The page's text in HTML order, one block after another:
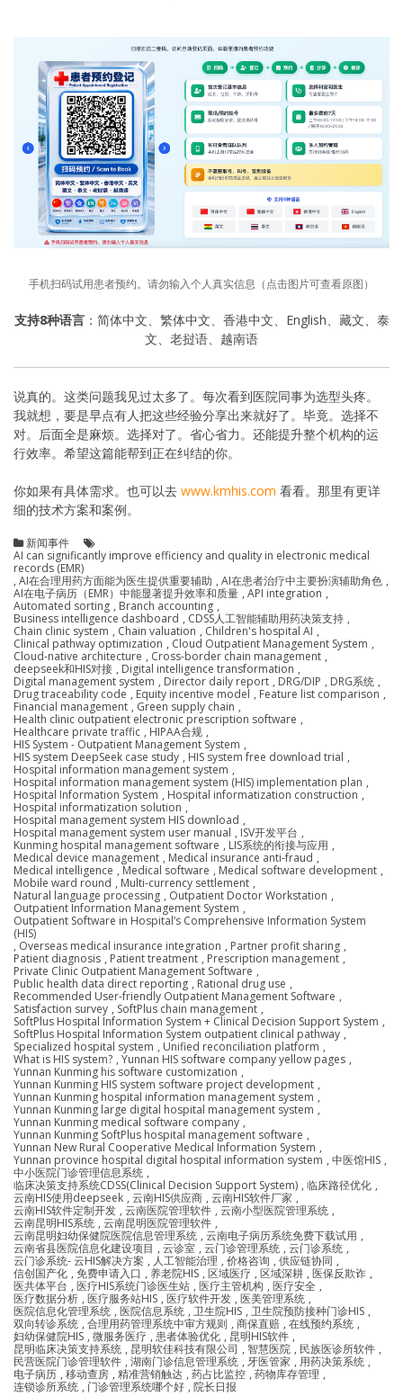
手机扫码试用患者预约。请勿输入个人真实信息（点击图片可查看原图）
支持8种语言：简体中文、繁体中文、香港中文、English、藏文、泰
文、老挝语、越南语
说真的。这类问题我见过太多了。每次看到医院同事为选型头疼。
我就想，要是早点有人把这些经验分享出来就好了。毕竟。选择不
对。后面全是麻烦。选择对了。省心省力。还能提升整个机构的运
行效率。希望这篇能帮到正在纠结的你。
你如果有具体需求。也可以去 www.kmhis.com 看看。那里有更详
细的技术方案和案例。
新闻事件
AI can significantly improve efficiency and quality in electronic medical
records (EMR)
, AI在合理用药方面能为医生提供重要辅助 , AI在患者治疗中主要扮演辅助角色 ,
AI在电子病历（EMR）中能显著提升效率和质量 , API integration ,
Automated sorting , Branch accounting ,
Business intelligence dashboard , CDSS人工智能辅助用药决策支持 ,
Chain clinic system , Chain valuation , Children's hospital AI ,
Clinical pathway optimization , Cloud Outpatient Management System ,
Cloud-native architecture , Cross-border chain management ,
deepseek和HIS对接 , Digital intelligence transformation ,
Digital management system , Director daily report , DRG/DIP , DRG系统 ,
Drug traceability code , Equity incentive model , Feature list comparison ,
Financial management , Green supply chain ,
Health clinic outpatient electronic prescription software ,
Healthcare private traffic , HIPAA合规 ,
HIS System - Outpatient Management System ,
HIS system DeepSeek case study , HIS system free download trial ,
Hospital information management system ,
Hospital information management system (HIS) implementation plan ,
Hospital Information System , Hospital informatization construction ,
Hospital informatization solution ,
Hospital management system HIS download ,
Hospital management system user manual , ISV开发平台 ,
Kunming hospital management software , LIS系统的衔接与应用 ,
Medical device management , Medical insurance anti-fraud ,
Medical intelligence , Medical software , Medical software development ,
Mobile ward round , Multi-currency settlement ,
Natural language processing , Outpatient Doctor Workstation ,
Outpatient Information Management System ,
Outpatient Software in Hospital’s Comprehensive Information System
(HIS)
, Overseas medical insurance integration , Partner profit sharing ,
Patient diagnosis , Patient treatment , Prescription management ,
Private Clinic Outpatient Management Software ,
Public health data direct reporting , Rational drug use ,
Recommended User-friendly Outpatient Management Software ,
Satisfaction survey , SoftPlus chain management ,
SoftPlus Hospital Information System + Clinical Decision Support System ,
SoftPlus Hospital Information System outpatient clinical pathway ,
Specialized hospital system , Unified reconciliation platform ,
What is HIS system? , Yunnan HIS software company yellow pages ,
Yunnan Kunming his software customization ,
Yunnan Kunming HIS system software project development ,
Yunnan Kunming hospital information management system ,
Yunnan Kunming large digital hospital management system ,
Yunnan Kunming medical software company ,
Yunnan Kunming SoftPlus hospital management software ,
Yunnan New Rural Cooperative Medical Information System ,
Yunnan province hospital digital hospital information system , 中医馆HIS ,
中小医院门诊管理信息系统 ,
临床决策支持系统CDSS(Clinical Decision Support System) , 临床路径优化 ,
云南HIS使用deepseek , 云南HIS供应商 , 云南HIS软件厂家 ,
云南HIS软件定制开发 , 云南医院管理软件 , 云南小型医院管理系统 ,
云南昆明HIS系统 , 云南昆明医院管理软件 ,
云南昆明妇幼保健院医院信息管理系统 , 云南电子病历系统免费下载试用 ,
云南省县医院信息化建设项目 , 云诊室 , 云门诊管理系统 , 云门诊系统 ,
云门诊系统- 云HIS解决方案 , 人工智能治理 , 价格咨询 , 供应链协同 ,
信创国产化 , 免费申请入口 , 养老院HIS , 区域医疗 , 区域深耕 , 医保反欺诈 ,
医共体平台 , 医疗HIS系统门诊医生站 , 医疗主管机构 , 医疗安全 ,
医疗数据分析 , 医疗服务站HIS , 医疗软件开发 , 医美管理系统 ,
医院信息化管理系统 , 医院信息系统 , 卫生院HIS , 卫生院预防接种门诊HIS ,
双向转诊系统 , 合理用药管理系统中审方规则 , 商保直赔 , 在线预约系统 ,
妇幼保健院HIS , 微服务医疗 , 患者体验优化 , 昆明HIS软件 ,
昆明临床决策支持系统 , 昆明软佳科技有限公司 , 智慧医院 , 民族医诊所软件 ,
民营医院门诊管理软件 , 湖南门诊信息管理系统 , 牙医管家 , 用药决策系统 ,
电子病历 , 移动查房 , 精准营销触达 , 药占比监控 , 药物库存管理 ,
连锁诊所系统 , 门诊管理系统哪个好 , 院长日报